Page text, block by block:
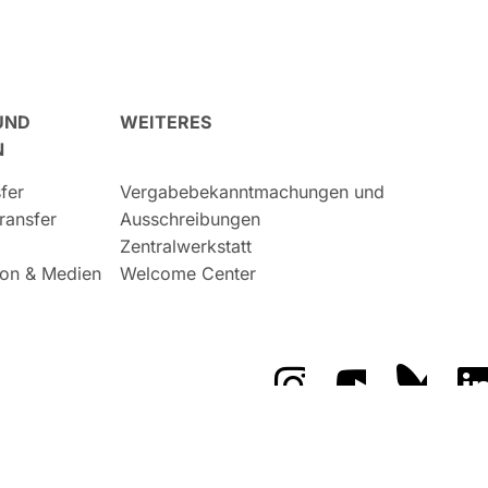
& Medien
WEITERES
Vergabebekanntmachungen und
Ausschreibungen
Zentralwerkstatt
Welcome Center
Das GFZ aufDas GFZ auf
Das